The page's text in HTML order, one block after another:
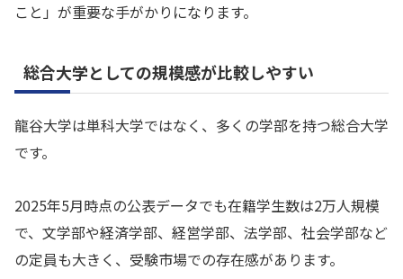
こと」が重要な手がかりになります。
総合大学としての規模感が比較しやすい
龍谷大学は単科大学ではなく、多くの学部を持つ総合大学
です。
2025年5月時点の公表データでも在籍学生数は2万人規模
で、文学部や経済学部、経営学部、法学部、社会学部など
の定員も大きく、受験市場での存在感があります。